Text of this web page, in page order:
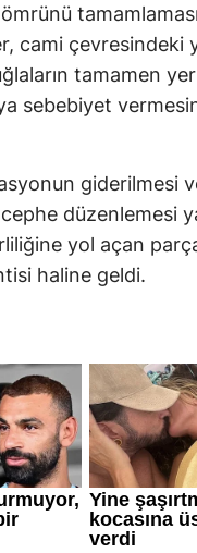
ömrünü
cami çevresindeki
tamamen
sebebiyet
giderilmesi
düzenlemesi
yol açan
haline geldi.